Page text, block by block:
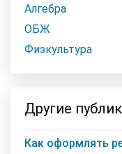
Алгебра
ОБЖ
Физкультура
Другие
Как оформлять